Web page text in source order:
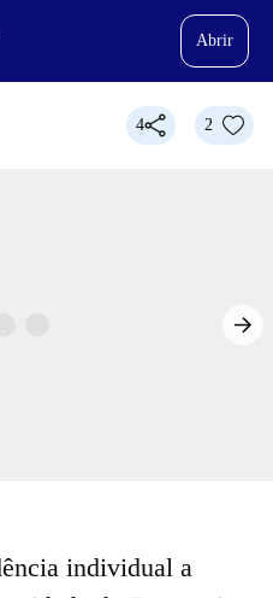
Abrir
4 2
individual a